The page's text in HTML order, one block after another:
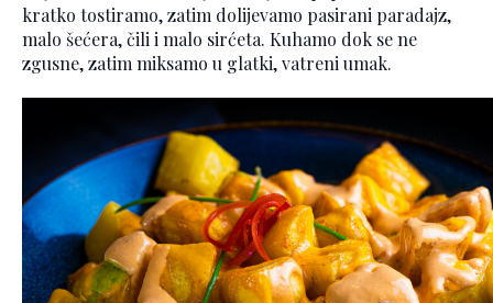
kratko tostiramo, zatim dolijevamo pasirani paradajz,
malo šećera, čili i malo sirćeta. Kuhamo dok se ne
zgusne, zatim miksamo u glatki, vatreni umak.